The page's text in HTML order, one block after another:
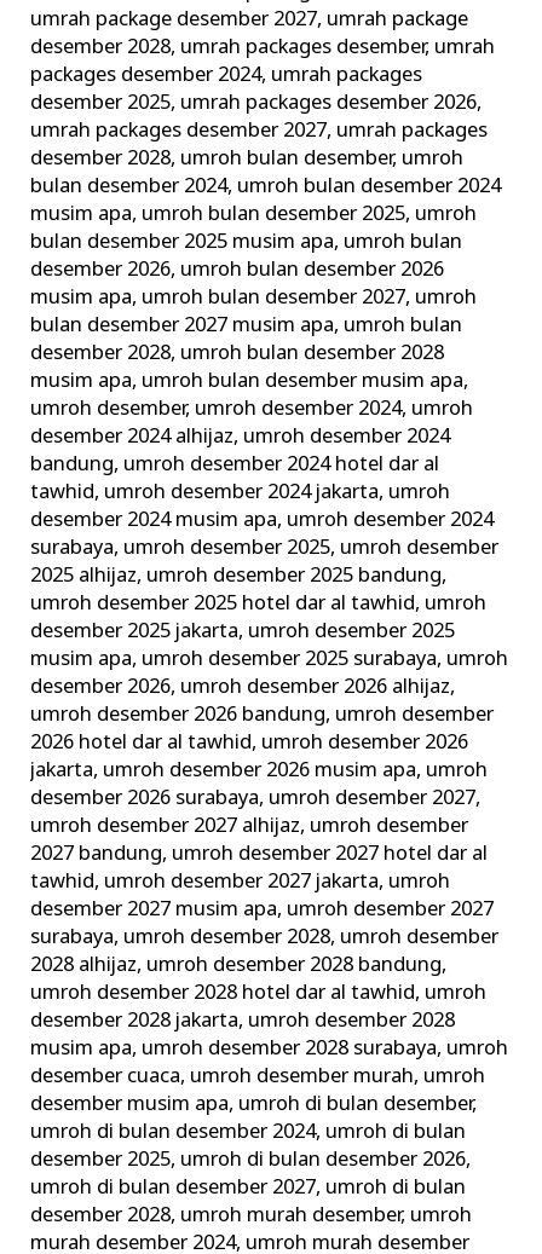
umrah package desember 2027, umrah package
desember 2028, umrah packages desember, umrah
packages desember 2024, umrah packages
desember 2025, umrah packages desember 2026,
umrah packages desember 2027, umrah packages
desember 2028, umroh bulan desember, umroh
bulan desember 2024, umroh bulan desember 2024
musim apa, umroh bulan desember 2025, umroh
bulan desember 2025 musim apa, umroh bulan
desember 2026, umroh bulan desember 2026
musim apa, umroh bulan desember 2027, umroh
bulan desember 2027 musim apa, umroh bulan
desember 2028, umroh bulan desember 2028
musim apa, umroh bulan desember musim apa,
umroh desember, umroh desember 2024, umroh
desember 2024 alhijaz, umroh desember 2024
bandung, umroh desember 2024 hotel dar al
tawhid, umroh desember 2024 jakarta, umroh
desember 2024 musim apa, umroh desember 2024
surabaya, umroh desember 2025, umroh desember
2025 alhijaz, umroh desember 2025 bandung,
umroh desember 2025 hotel dar al tawhid, umroh
desember 2025 jakarta, umroh desember 2025
musim apa, umroh desember 2025 surabaya, umroh
desember 2026, umroh desember 2026 alhijaz,
umroh desember 2026 bandung, umroh desember
2026 hotel dar al tawhid, umroh desember 2026
jakarta, umroh desember 2026 musim apa, umroh
desember 2026 surabaya, umroh desember 2027,
umroh desember 2027 alhijaz, umroh desember
2027 bandung, umroh desember 2027 hotel dar al
tawhid, umroh desember 2027 jakarta, umroh
desember 2027 musim apa, umroh desember 2027
surabaya, umroh desember 2028, umroh desember
2028 alhijaz, umroh desember 2028 bandung,
umroh desember 2028 hotel dar al tawhid, umroh
desember 2028 jakarta, umroh desember 2028
musim apa, umroh desember 2028 surabaya, umroh
desember cuaca, umroh desember murah, umroh
desember musim apa, umroh di bulan desember,
umroh di bulan desember 2024, umroh di bulan
desember 2025, umroh di bulan desember 2026,
umroh di bulan desember 2027, umroh di bulan
desember 2028, umroh murah desember, umroh
murah desember 2024, umroh murah desember